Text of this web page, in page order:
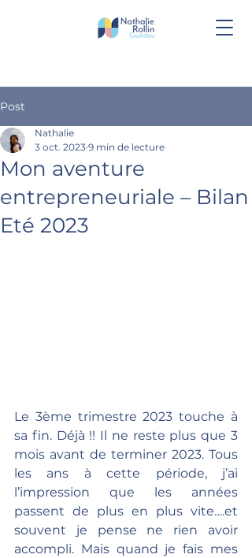
Post
Mon aventure
entrepreneuriale – Bilan
Eté 2023
Nathalie
3 oct. 2023 9 min de lecture
Le 3ème trimestre 2023 touche à
sa fin. Déjà !! Il ne reste plus que 3
mois avant de terminer 2023. Tous
les ans à cette période, j’ai
l’impression que les années
passent de plus en plus vite….et
souvent je pense ne rien avoir
accompli. Mais quand je fais mes